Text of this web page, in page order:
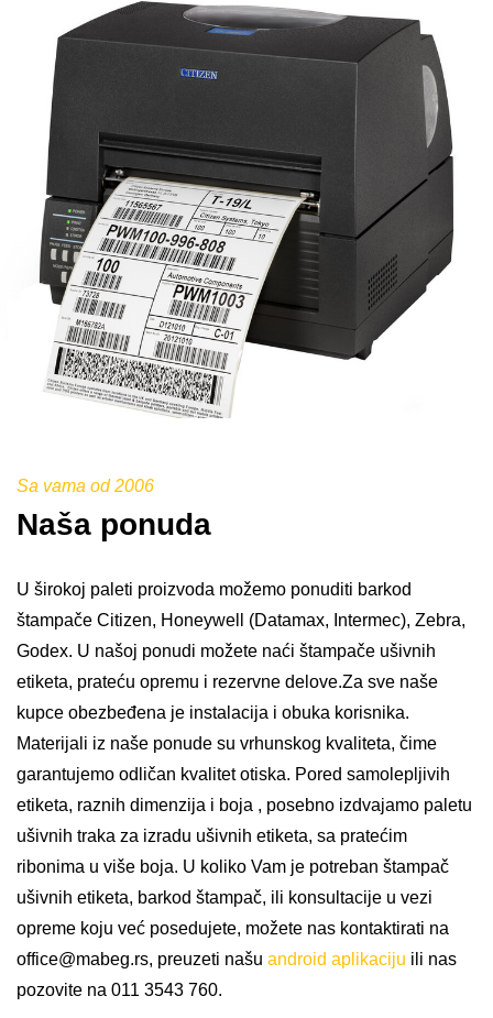
Sa vama od 2006
Naša ponuda
U širokoj paleti proizvoda možemo ponuditi barkod
štampače Citizen, Honeywell (Datamax, Intermec), Zebra,
Godex. U našoj ponudi možete naći štampače ušivnih
etiketa, prateću opremu i rezervne delove.Za sve naše
kupce obezbeđena je instalacija i obuka korisnika.
Materijali iz naše ponude su vrhunskog kvaliteta, čime
garantujemo odličan kvalitet otiska. Pored samolepljivih
etiketa, raznih dimenzija i boja , posebno izdvajamo paletu
ušivnih traka za izradu ušivnih etiketa, sa pratećim
ribonima u više boja. U koliko Vam je potreban štampač
ušivnih etiketa, barkod štampač, ili konsultacije u vezi
opreme koju već posedujete, možete nas kontaktirati na
office@mabeg.rs, preuzeti našu android aplikaciju ili nas
pozovite na 011 3543 760.